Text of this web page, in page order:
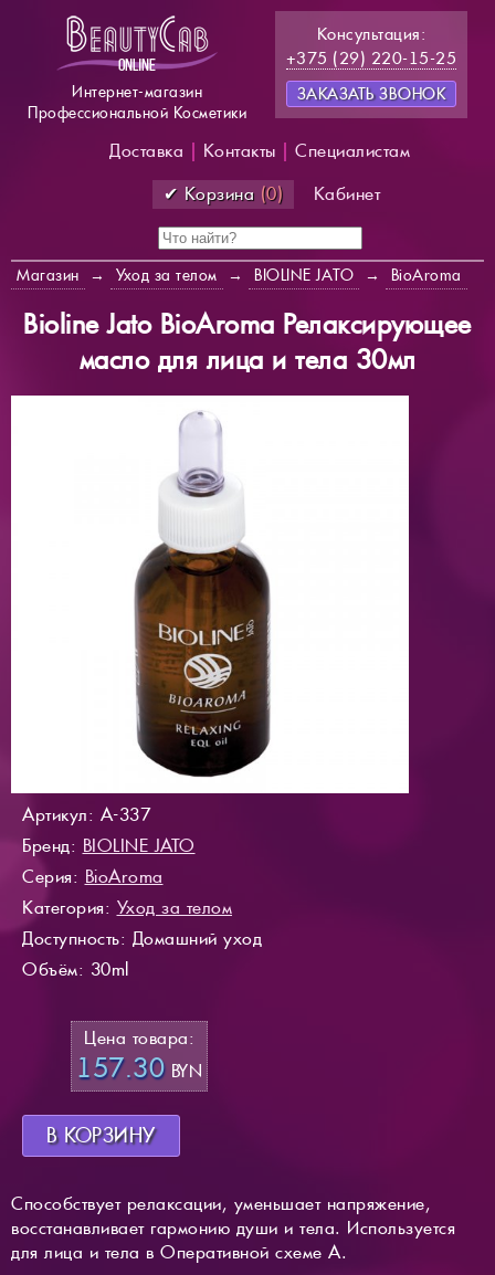
Интернет-магазин
Профессиональной Косметики
Консультация:
+375 (29) 220-15-25
ЗАКАЗАТЬ ЗВОНОК
Доставка Контакты
Специалистам
✔ Корзина (0) Кабинет
Магазин → Уход за телом → BIOLINE JATO → BioAroma
Bioline Jato BioAroma Релаксирующее
масло для лица и тела 30мл
Артикул: A-337
Бренд: BIOLINE JATO
Серия: BioAroma
Категория: Уход за телом
Доступность: Домашний уход
Объём: 30ml
Цена товара:
157.30BYN
В КОРЗИНУ
Способствует релаксации, уменьшает напряжение,
восстанавливает гармонию души и тела. Используется
для лица и тела в Оперативной схеме А.